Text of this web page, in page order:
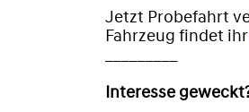
Jetzt Probefahrt
Fahrzeug findet ihr
Interesse